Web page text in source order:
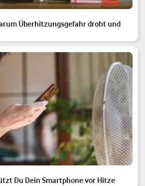
Überhitzungsgefahr droht und
Du Dein Smartphone vor Hitze